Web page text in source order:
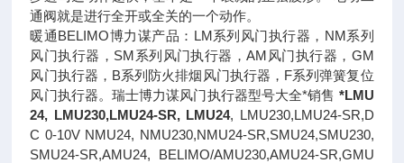
通阀就是进行全开或全关的一个动作。
暖通BELIMO博力谋产品：LM系列风门执行器，NM系列
风门执行器，SM系列风门执行器，AM风门执行器，GM
风门执行器，B系列防火排烟风门执行器，F系列弹簧复位
风门执行器。瑞士博力谋风门执行器型号大全*销售 *LMU
24, LMU230,LMU24-SR, LMU24, LMU230,LMU24-SR,D
C 0-10V NMU24, NMU230,NMU24-SR,SMU24,SMU230,
SMU24-SR,AMU24, BELIMO/AMU230,AMU24-SR,GMU